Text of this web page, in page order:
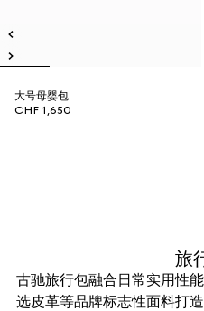
大号母婴包
CHF 1,650
旅
古驰旅行包融合日常实用性
选皮革等品牌标志性面料打